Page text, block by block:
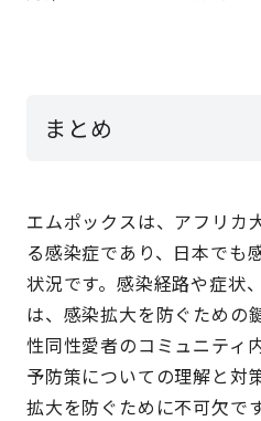
まとめ
エムポックスは、アフリカ
る感染症であり、日本でも
状況です。感染経路や症状
は、感染拡大を防ぐための
性同性愛者のコミュニティ
予防策についての理解と対
拡大を防ぐために不可欠です